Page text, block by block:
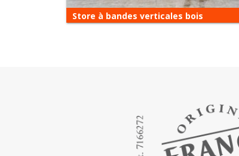
Store à bandes verticales bois
Nos stores à bandes verticales bois sont
disponibles en largeur de bandes 89 mm.
Fabriqués sur mesure, ils allient la…
Store à bandes verticales bois